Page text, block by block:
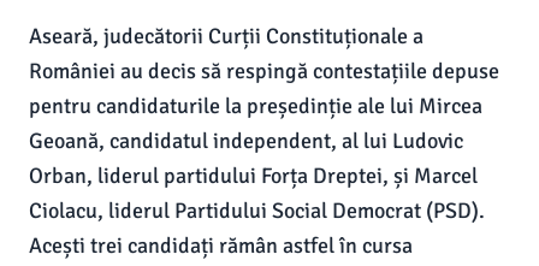
Aseară, judecătorii Curții Constituționale a
României au decis să respingă contestațiile depuse
pentru candidaturile la președinție ale lui Mircea
Geoană, candidatul independent, al lui Ludovic
Orban, liderul partidului Forța Dreptei, și Marcel
Ciolacu, liderul Partidului Social Democrat (PSD).
Acești trei candidați rămân astfel în cursa